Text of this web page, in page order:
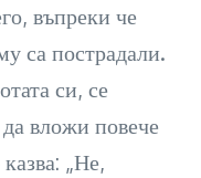
въпреки че
са пострадали.
си, се
вложи повече
„Не,